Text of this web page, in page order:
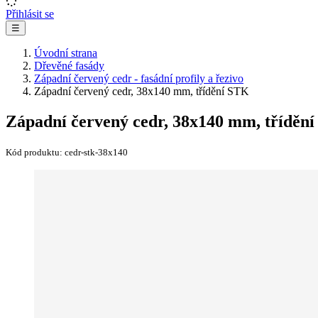
Přihlásit se
☰
Úvodní strana
Dřevěné fasády
Západní červený cedr - fasádní profily a řezivo
Západní červený cedr, 38x140 mm, třídění STK
Západní červený cedr, 38x140 mm,
Kód produktu: cedr-stk-38x140